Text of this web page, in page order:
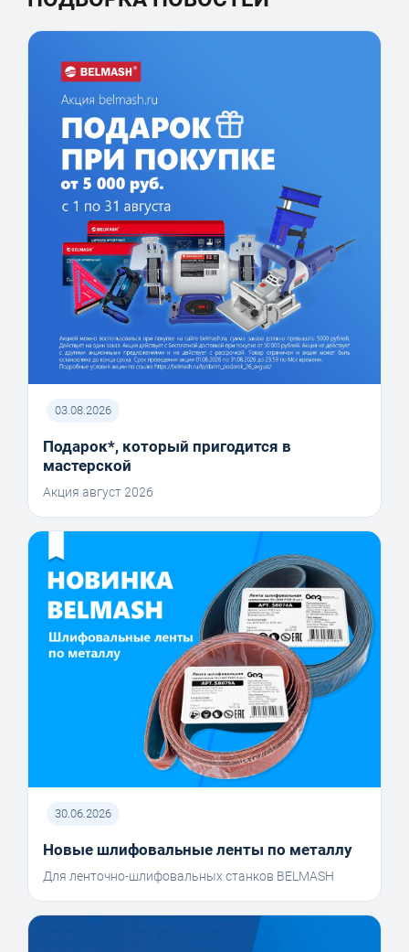
03.08.2026
Подарок*, который пригодится в
мастерской
Акция август 2026
30.06.2026
Новые шлифовальные ленты по металлу
Для ленточно-шлифовальных станков BELMASH